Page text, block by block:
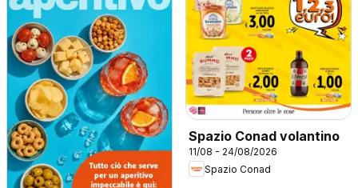
Spazio Conad volantino
11/08 - 24/08/2026
Spazio Conad